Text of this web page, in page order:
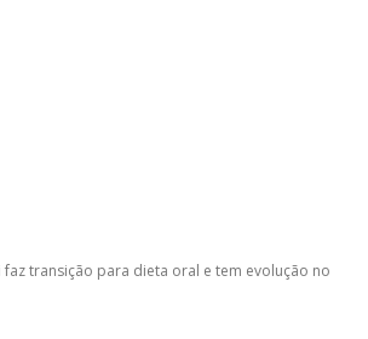
faz transição para dieta oral e tem evolução no